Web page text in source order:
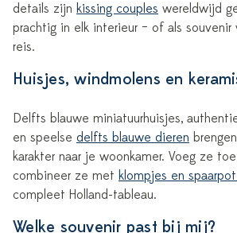
details zijn kissing couples wereldwijd
prachtig in elk interieur – of als souvenir
reis.
Huisjes, windmolens en
Delfts blauwe miniatuurhuisjes,
en speelse delfts blauwe dieren
karakter naar je woonkamer. Voeg ze
combineer ze met klompjes en
compleet Holland-tableau.
Welke souvenir past bij mij?